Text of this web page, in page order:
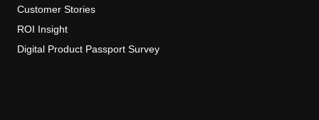
Customer Stories
ROI Insight
Digital Product Passport Survey